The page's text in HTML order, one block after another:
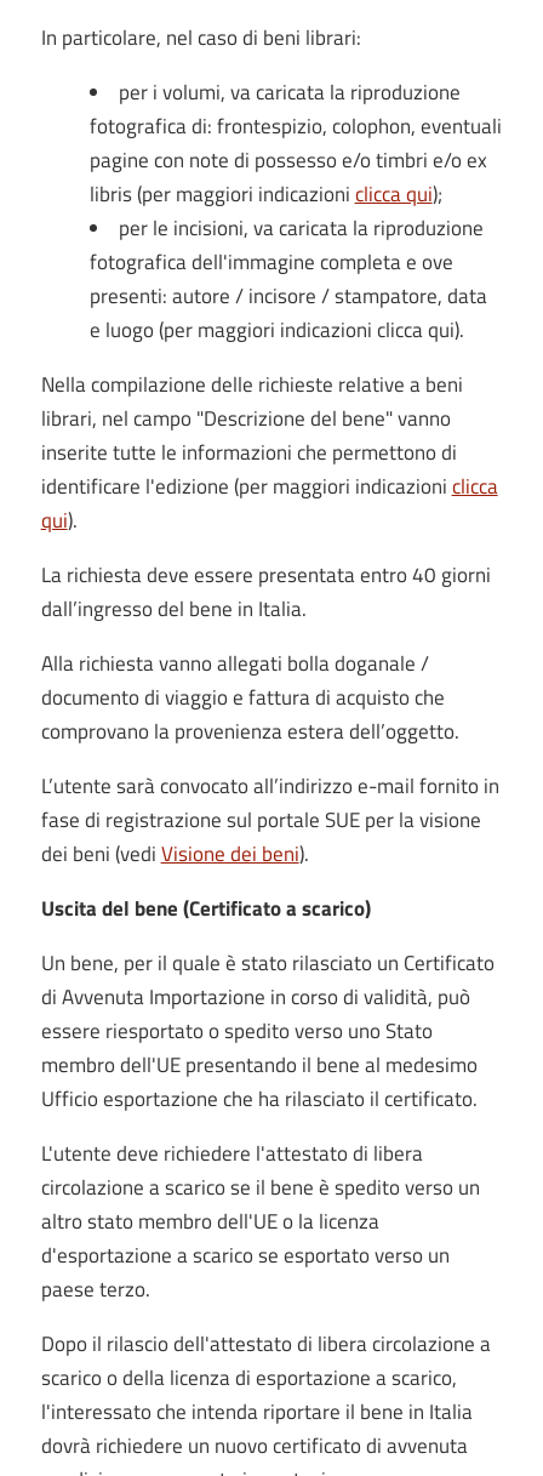
In particolare, nel caso di beni librari:
per i volumi, va caricata la riproduzione
fotografica di: frontespizio, colophon, eventuali
pagine con note di possesso e/o timbri e/o ex
libris (per maggiori indicazioniclicca qui);
per le incisioni, va caricata la riproduzione
fotografica dell'immagine completa e ove
presenti: autore / incisore / stampatore, data
e luogo (per maggiori indicazioni clicca qui).
Nella compilazione delle richieste relative a beni
librari, nel campo "Descrizione del bene" vanno
inserite tutte le informazioni che permettono di
identificare l'edizione (per maggiori indicazioniclicca
qui).
La richiesta deve essere presentata entro 40 giorni
dall’ingresso del bene in Italia.
Alla richiesta vanno allegati bolla doganale /
documento di viaggio e fattura di acquisto che
comprovano la provenienza estera dell’oggetto.
L’utente sarà convocato all’indirizzo e-mail fornito in
fase di registrazione sul portale SUE per la visione
dei beni (vediVisione dei beni).
Uscita del bene (Certificato a scarico)
Un bene, per il quale è stato rilasciato un Certificato
di Avvenuta Importazione in corso di validità, può
essere riesportato o spedito verso uno Stato
membro dell'UE presentando il bene al medesimo
Ufficio esportazione che ha rilasciato il certificato.
L'utente deve richiedere l'attestato di libera
circolazione a scarico se il bene è spedito verso un
altro stato membro dell'UE o la licenza
d'esportazione a scarico se esportato verso un
paese terzo.
Dopo il rilascio dell'attestato di libera circolazione a
scarico o della licenza di esportazione a scarico,
l'interessato che intenda riportare il bene in Italia
dovrà richiedere un nuovo certificato di avvenuta